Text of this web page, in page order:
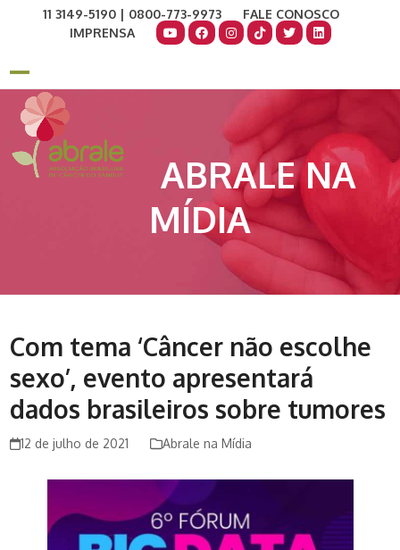
11 3149-5190 | 0800-773-9973
FALE CONOSCO
IMPRENSA
Open
mobile
menu
Close
mobile
menu
ABRALE NA
MÍDIA
Com tema ‘Câncer não escolhe
sexo’, evento apresentará
dados brasileiros sobre tumores
12 de julho de 2021 Abrale na Mídia